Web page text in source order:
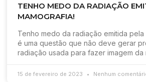
TENHO MEDO DA RADIAÇÃO
MAMOGRAFIA!
Tenho medo da radiação emitida pela
é uma questão que não deve gerar
radiação usada para fazer imagem da
15 de fevereiro de 2023 Nenhum